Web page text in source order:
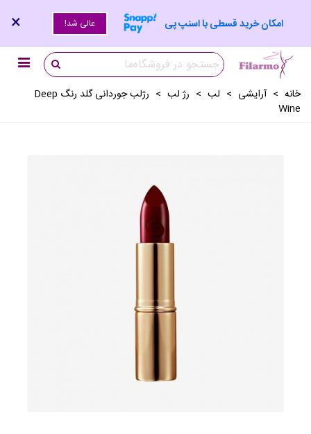
امکان خرید قسطی با اسنپ پی عالی شد! ×
خانه > آرايشی > لب > رژ لب >
رژلب جوردانی گلد رنگ Deep
Wine